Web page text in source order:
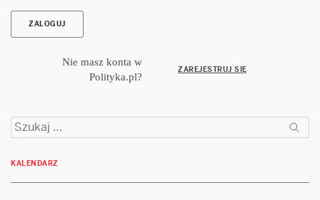
Nie masz konta w
Polityka.pl?
ZAREJESTRUJ SIĘ
Szukaj:
KALENDARZ